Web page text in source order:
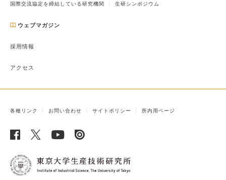
国際交流協定を締結している研究機関 生研シンポジウム
ウェブマガジン
採用情報
アクセス
各種リンク お問い合わせ サイトポリシー 所内用ページ